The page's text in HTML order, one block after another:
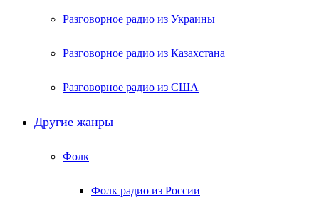
Разговорное радио из Украины
Разговорное радио из Казахстана
Разговорное радио из США
Другие жанры
Фолк
Фолк радио из России